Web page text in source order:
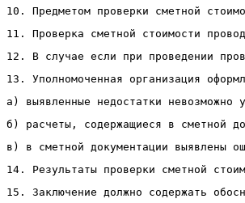
10. Предметом проверки сметной
11. Проверка сметной стоимости
12. В случае если при проведении
13. Уполномоченная организация
а) выявленные недостатки невозможно
б) расчеты, содержащиеся в сметной
в) в сметной документации выявлены
14. Результаты проверки сметной
15. Заключение должно содержать